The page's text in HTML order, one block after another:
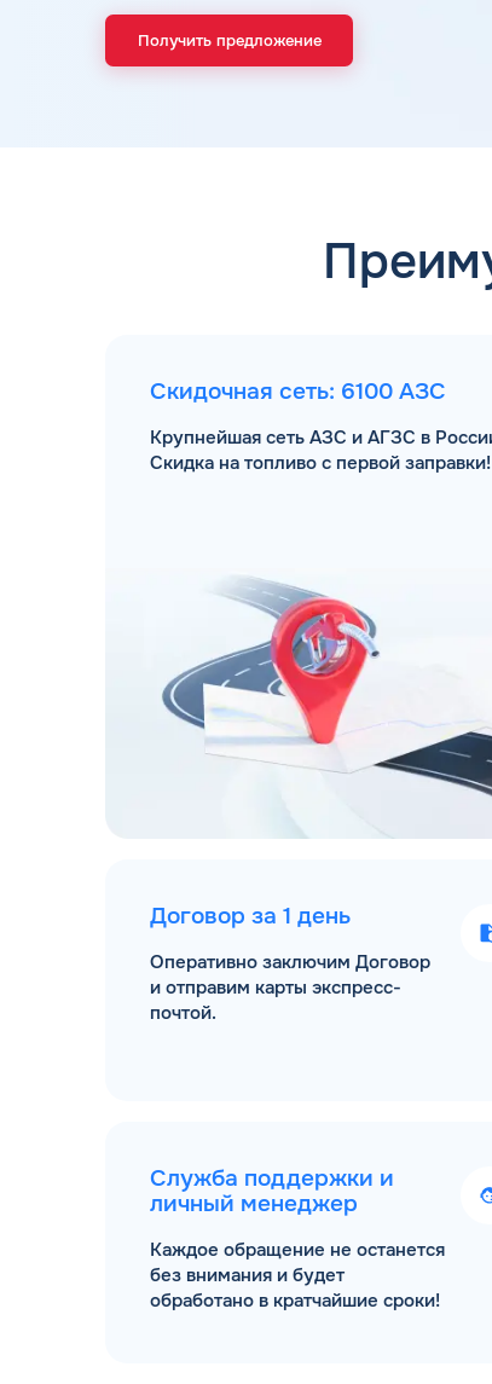
Получить предложение
Скидочная сеть: 6100 АЗС
Крупнейшая сеть АЗС и АГЗС в
Скидка на топливо с первой заправки!
Договор за 1 день
Оперативно заключим Договор
и отправим карты экспресс-
почтой.
Служба поддержки и
личный менеджер
Каждое обращение не останется
без внимания и будет
обработано в кратчайшие сроки!